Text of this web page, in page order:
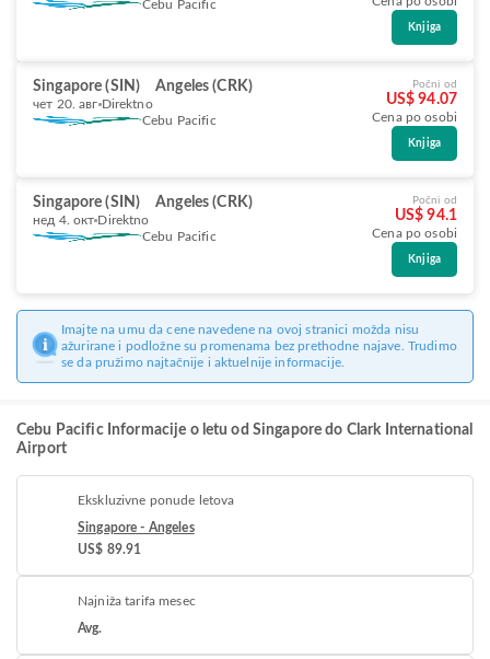
Cebu Pacific
Knjiga
Singapore (SIN) Angeles (CRK)
чет 20. авг Direktno
Cebu Pacific
Počni od
US$ 94.07
Cena po osobi
Knjiga
Singapore (SIN) Angeles (CRK)
нед 4. окт Direktno
Cebu Pacific
Počni od
US$ 94.1
Cena po osobi
Knjiga
Imajte na umu da cene navedene na ovoj stranici možda nisu
ažurirane i podložne su promenama bez prethodne najave. Trudimo
se da pružimo najtačnije i aktuelnije informacije.
Cebu Pacific Informacije o letu od Singapore do Clark International
Airport
Ekskluzivne ponude letova
Singapore - Angeles
US$ 89.91
Najniža tarifa mesec
Avg.